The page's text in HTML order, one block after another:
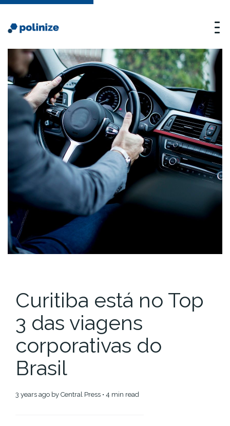
Curitiba está no Top
3 das viagens
corporativas do
Brasil
3 years ago by Central Press • 4 min read